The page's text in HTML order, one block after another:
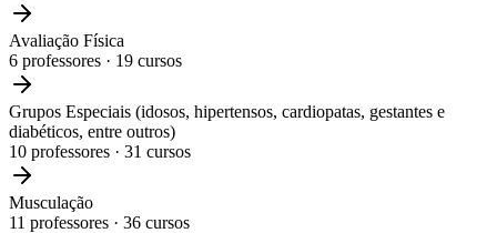
Avaliação Física
6 professores · 19 cursos
Grupos Especiais (idosos, hipertensos, cardiopatas, gestantes e
diabéticos, entre outros)
10 professores · 31 cursos
Musculação
11 professores · 36 cursos